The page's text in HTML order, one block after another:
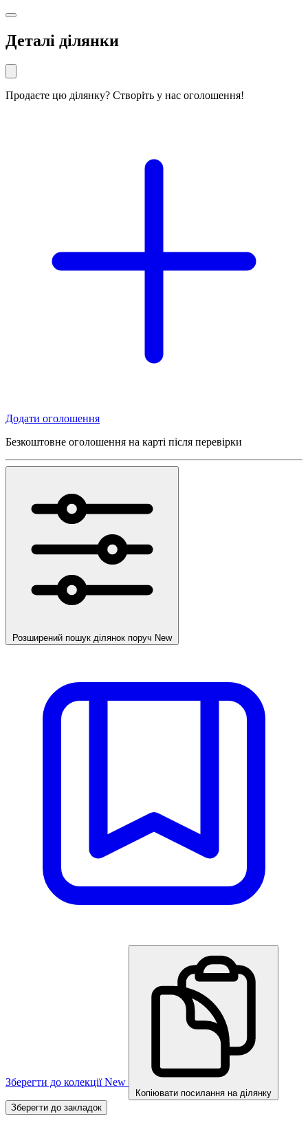
Деталі ділянки
Продаєте цю ділянку? Створіть у нас оголошення!
Додати оголошення
Безкоштовне оголошення на карті після перевірки
Розширений пошук ділянок поруч New
Зберегти до колекції New
Копіювати посилання на ділянку
Зберегти до закладок